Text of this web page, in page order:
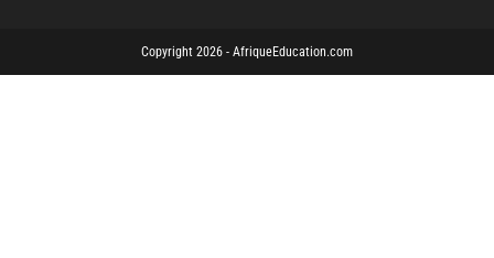
Copyright 2026 - AfriqueEducation.com